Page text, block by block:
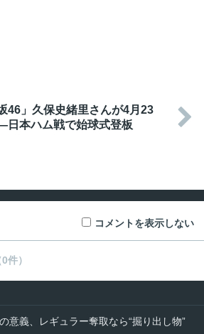
46」久保史緒里さんが4月23
日本ハム戦で始球式登板

コメントを表示しない
0件）
意義、レギュラー奪取なら“掘り出し物”